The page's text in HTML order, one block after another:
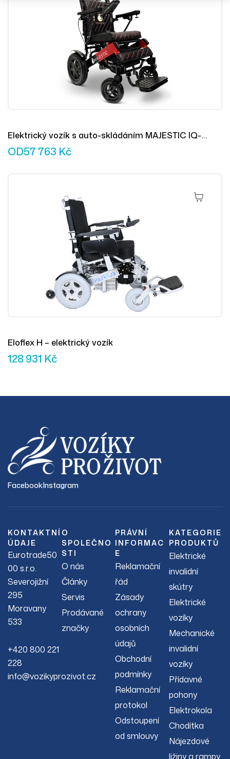
Elektrický vozík s auto-skládáním MAJESTIC IQ-
9000AF
OD57 763 Kč
Přidat Do
Eloflex H – elektrický vozík
128 931 Kč
FacebookInstagram
KONTAKTNÍ
ÚDAJE
Eurotrade50
00 s.r.o.
Severojižní
295
Moravany
533
+420 800 221
228
info@vozikyprozivot.cz
O
SPOLEČNO
STI
O nás
Články
Servis
Prodávané
značky
PRÁVNÍ
INFORMAC
E
Reklamační
řád
Zásady
ochrany
osobních
údajů
Obchodní
podmínky
Reklamační
protokol
Odstoupení
od smlouvy
KATEGORIE
PRODUKTŮ
Elektrické
invalidní
skútry
Elektrické
vozíky
Mechanické
invalidní
vozíky
Přídavné
pohony
Elektrokola
Chodítka
Nájezdové
ližiny a rampy